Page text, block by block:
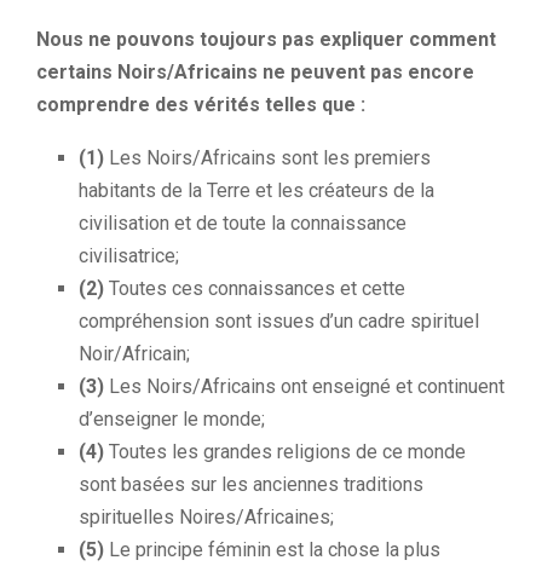
Nous ne pouvons toujours pas expliquer comment
certains Noirs/Africains ne peuvent pas encore
comprendre des vérités telles que :
(1) Les Noirs/Africains sont les premiers
habitants de la Terre et les créateurs de la
civilisation et de toute la connaissance
civilisatrice;
(2) Toutes ces connaissances et cette
compréhension sont issues d’un cadre spirituel
Noir/Africain;
(3) Les Noirs/Africains ont enseigné et continuent
d’enseigner le monde;
(4) Toutes les grandes religions de ce monde
sont basées sur les anciennes traditions
spirituelles Noires/Africaines;
(5) Le principe féminin est la chose la plus